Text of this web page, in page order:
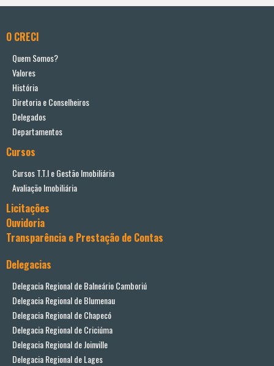
O CRECI
Quem Somos?
Valores
História
Diretoria e Conselheiros
Delegados
Departamentos
Cursos
Cursos T.T.I e Gestão Imobiliária
Avaliação Imobiliária
Licitações
Ouvidoria
Transparência e Prestação de Contas
Delegacias
Delegacia Regional de Balneário Camboriú
Delegacia Regional de Blumenau
Delegacia Regional de Chapecó
Delegacia Regional de Criciúma
Delegacia Regional de Joinville
Delegacia Regional de Lages